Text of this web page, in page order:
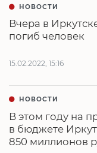
НОВОСТИ
Вчера в
погиб человек
15.02.2022, 15:16
НОВОСТИ
В этом году на
в бюджете
850 миллионов